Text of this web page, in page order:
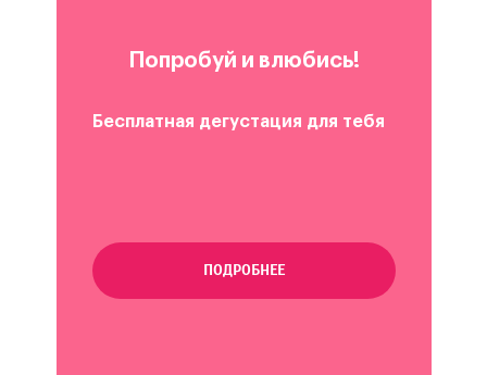
Попробуй и влюбись!
Бесплатная дегустация для тебя
ПОДРОБНЕЕ